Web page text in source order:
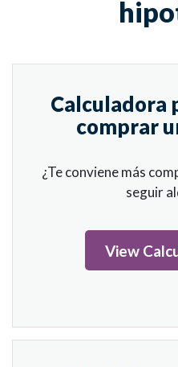
Calculadora
comprar
¿Te conviene más
seguir
View